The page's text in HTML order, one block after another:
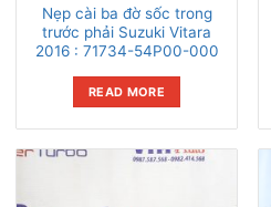
Nẹp cài ba đờ sốc trong
trước phải Suzuki Vitara
2016 : 71734-54P00-000
READ MORE